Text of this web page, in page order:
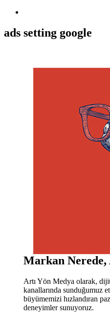
ads setting google
Markan Nerede,
Artı Yön Medya olarak,
kanallarında sunduğumuz
büyümemizi hızlandıran
deneyimler sunuyoruz.